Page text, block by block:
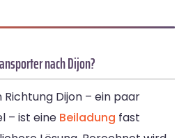
nach Dijon?
Dijon – ein paar
– ist eine Beiladung fast